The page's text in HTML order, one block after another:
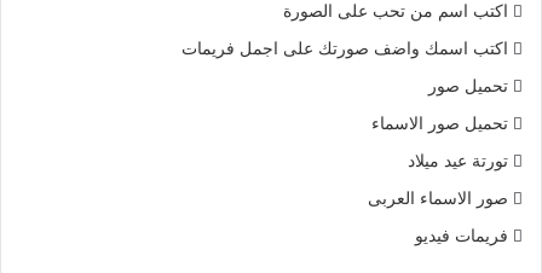
اكتب اسم من تحب على الصورة
اكتب اسمك واضف صورتك على اجمل فريمات
تحميل صور
تحميل صور الاسماء
تورتة عيد ميلاد
صور الاسماء العربى
فريمات فيديو